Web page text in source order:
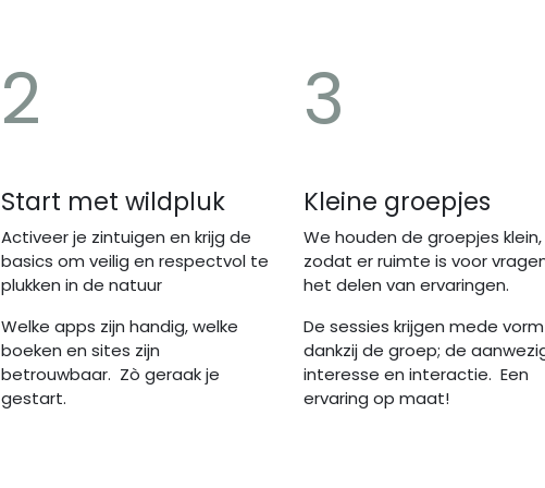
2
Start met wildpluk
Activeer je zintuigen en krijg de
basics om veilig en respectvol te
plukken in de natuur
Welke apps zijn handig, welke
boeken en sites zijn
betrouwbaar. Zò geraak je
gestart.
3
Kleine groepjes
We houden de groepjes klein,
zodat er ruimte is voor
het delen van ervaringen.
De sessies krijgen mede vorm
dankzij de groep; de
interesse en interactie. Een
ervaring op maat!